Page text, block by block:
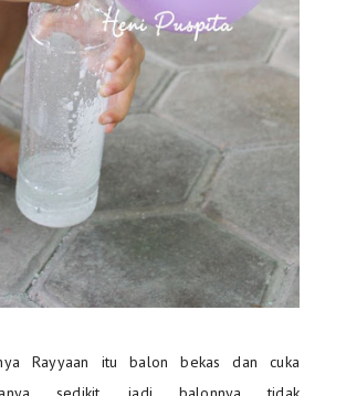
Rayyaan itu balon bekas dan cuka